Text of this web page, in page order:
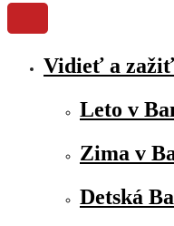
Vidieť a zažiť
Leto v
Zima v
Detská